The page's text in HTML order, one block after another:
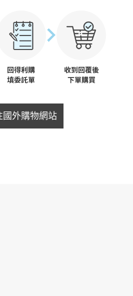
國外購物網站